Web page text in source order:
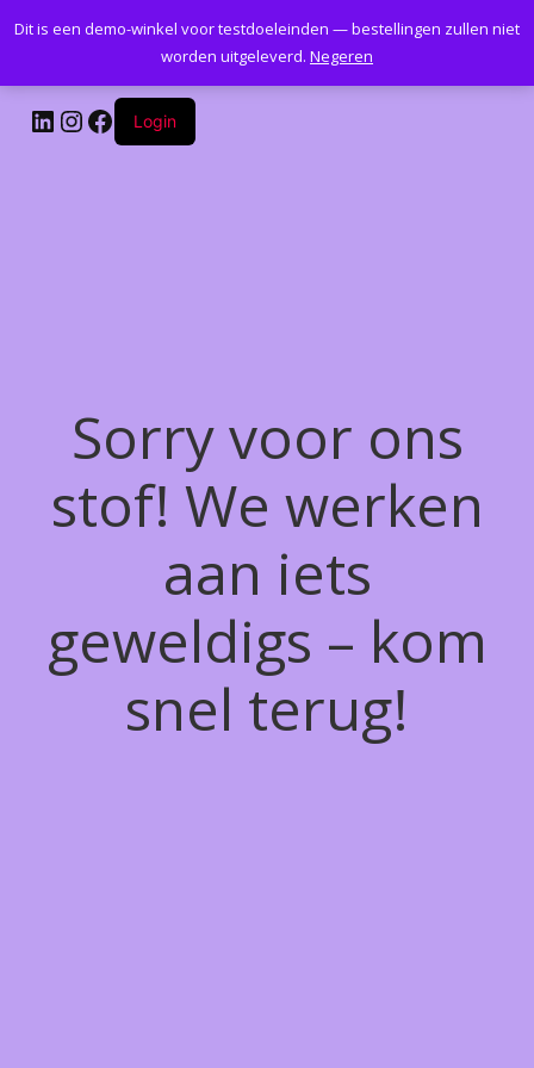
Kantoormeubelenplus.com
LinkedIn
Instagram
Facebook
Login
Sorry voor ons
stof! We werken
aan iets
geweldigs – kom
snel terug!
Dit is een demo-winkel voor testdoeleinden — bestellingen zullen niet
worden uitgeleverd. Negeren